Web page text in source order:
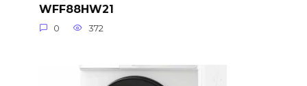
WFF88HW21
0 372